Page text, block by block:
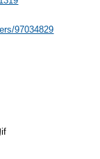
97034829
if